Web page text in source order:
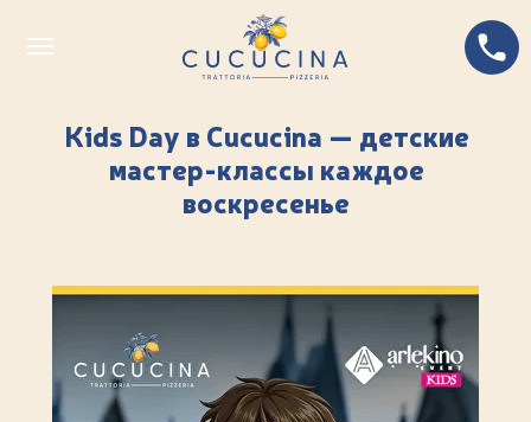
Kids Day в Cucucina — детские
мастер-классы каждое
воскресенье